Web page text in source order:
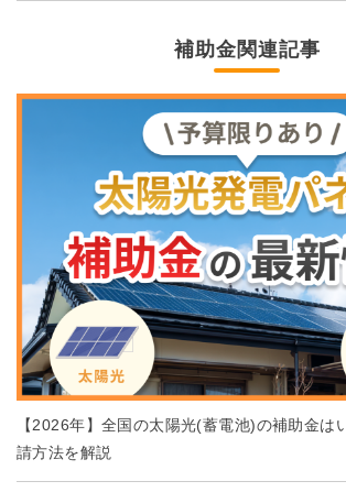
補助金関連記事
【2026年】全国の太陽光(蓄電池)の補助金は
請方法を解説